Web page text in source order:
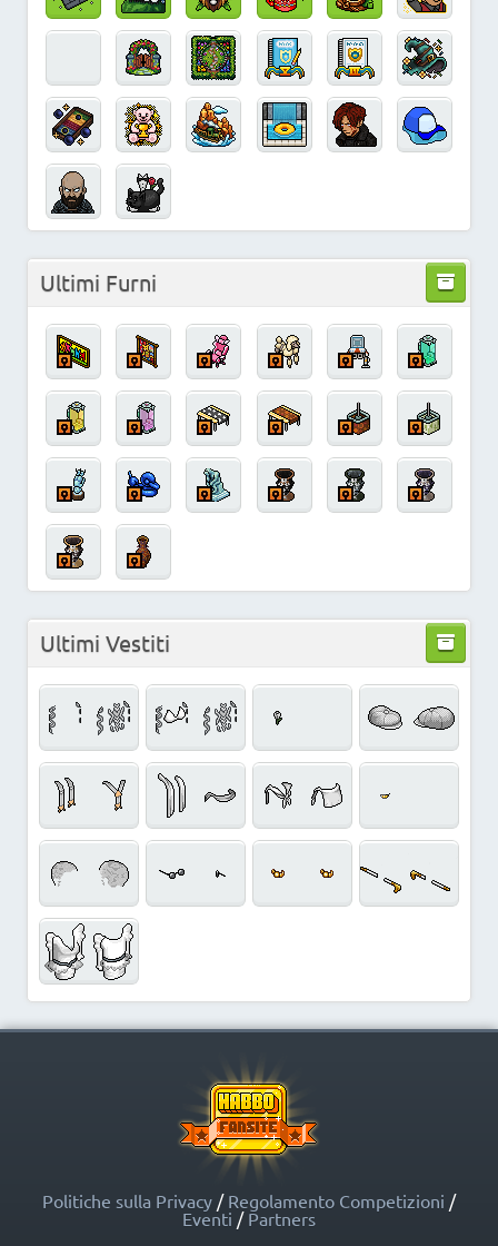
Ultimi Furni
Ultimi Vestiti
Politiche sulla Privacy / Regolamento Competizioni /
Eventi / Partners